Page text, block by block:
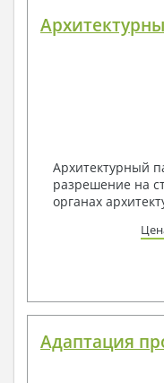
Архитектурный
разрешение на
органах
Адаптация